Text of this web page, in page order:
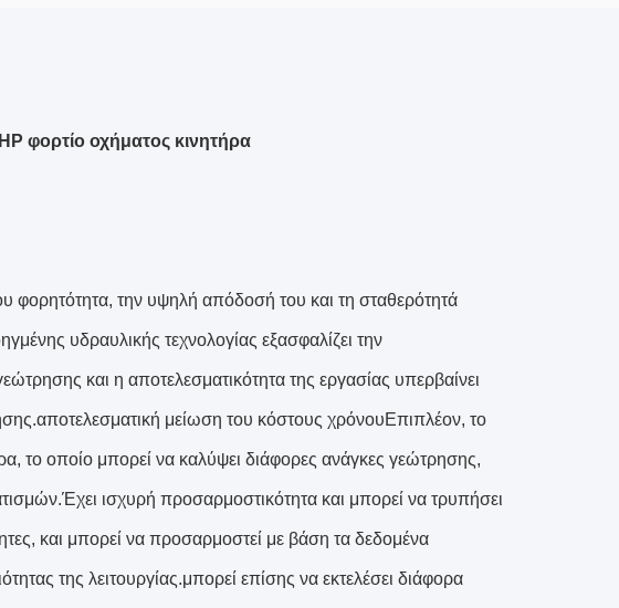
φορτίο οχήματος κινητήρα
φορητότητα, την υψηλή απόδοσή του και τη σταθερότητά
υδραυλικής τεχνολογίας εξασφαλίζει την
και η αποτελεσματικότητα της εργασίας υπερβαίνει
μείωση του κόστους χρόνουΕπιπλέον, το
το οποίο μπορεί να καλύψει διάφορες ανάγκες γεώτρησης,
ισχυρή προσαρμοστικότητα και μπορεί να τρυπήσει
και μπορεί να προσαρμοστεί με βάση τα δεδομένα
της λειτουργίας.μπορεί επίσης να εκτελέσει διάφορα